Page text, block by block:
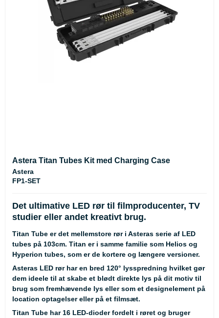
Astera Titan Tubes Kit med Charging Case
Astera
FP1-SET
Det ultimative LED rør til filmproducenter, TV
studier eller andet kreativt brug.
Titan Tube er det mellemstore rør i Asteras serie af LED
tubes på 103cm. Titan er i samme familie som Helios og
Hyperion tubes, som er de kortere og længere versioner.
Asteras LED rør har en bred 120° lysspredning hvilket gør
dem ideele til at skabe et blødt direkte lys på dit motiv til
brug som fremhævende lys eller som et designelement på
location optagelser eller på et filmsæt.
Titan Tube har 16 LED-dioder fordelt i røret og bruger